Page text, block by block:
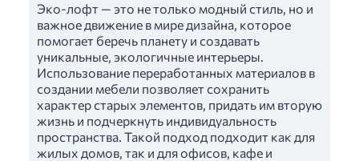
Эко-лофт — это не только модный стиль, но и
важное движение в мире дизайна, которое
помогает беречь планету и создавать
уникальные, экологичные интерьеры.
Использование переработанных материалов в
создании мебели позволяет сохранить
характер старых элементов, придать им вторую
жизнь и подчеркнуть индивидуальность
пространства. Такой подход подходит как для
жилых домов, так и для офисов, кафе и